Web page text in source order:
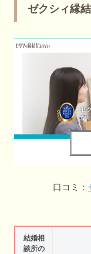
ゼクシィ縁
口コミ：
結婚相
談所の